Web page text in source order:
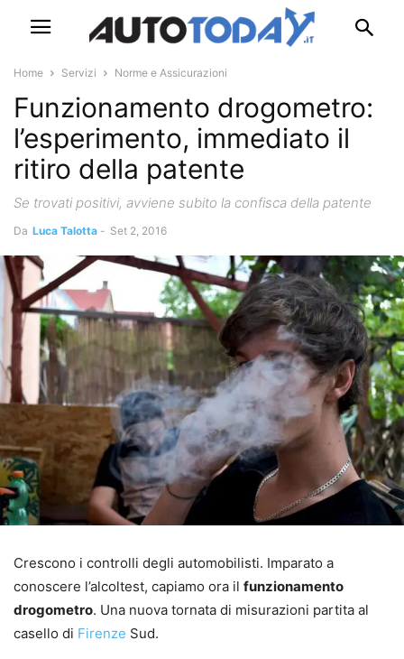
Home Servizi Norme e Assicurazioni
Funzionamento drogometro:
l’esperimento, immediato il
ritiro della patente
Se trovati positivi, avviene subito la confisca della patente
Da Luca Talotta - Set 2, 2016
Crescono i controlli degli automobilisti. Imparato a
conoscere l’alcoltest, capiamo ora il funzionamento
drogometro. Una nuova tornata di misurazioni partita al
casello di Firenze Sud.